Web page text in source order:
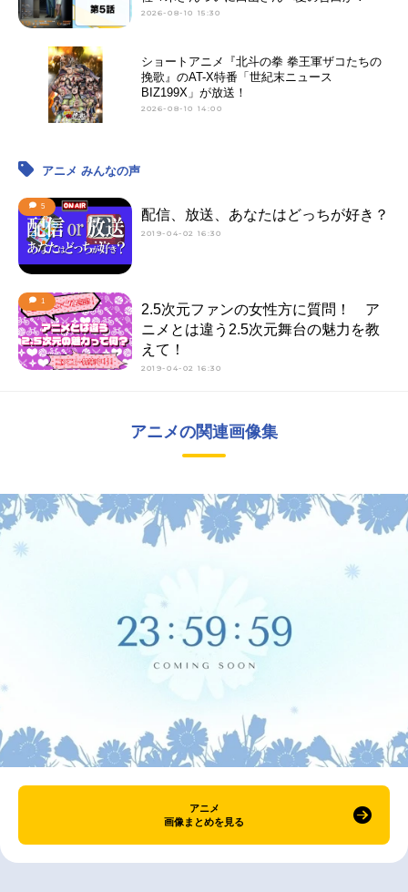
2026-08-10 15:30
ショートアニメ『北斗の拳 拳王軍ザコたちの
挽歌』のAT-X特番「世紀末ニュース
BIZ199X」が放送！
2026-08-10 14:00
アニメ みんなの声
5
配信、放送、あなたはどっちが好き？
2019-04-02 16:30
1
2.5次元ファンの女性方に質問！ ア
ニメとは違う2.5次元舞台の魅力を教
えて！
2019-04-02 16:30
アニメの関連画像集
アニメ
画像まとめを見る